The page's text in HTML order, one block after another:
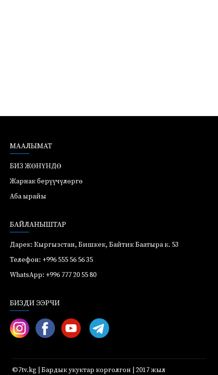
МААЛЫМАТ
БИЗ ЖӨНҮНДӨ
Жарнак берүүчүлөргө
Аба ырайы
БАЙЛАНЫШТАР
Дарек: Кыргызстан, Бишкек, Байтик Баатыра к. 53
Телефон: +996 555 56 56 35
WhatsApp: +996 777 20 55 80
БИЗДИ ЭЭРЧИ
©7tv.kg | Бардык укуктар корголгон | 2017 жыл